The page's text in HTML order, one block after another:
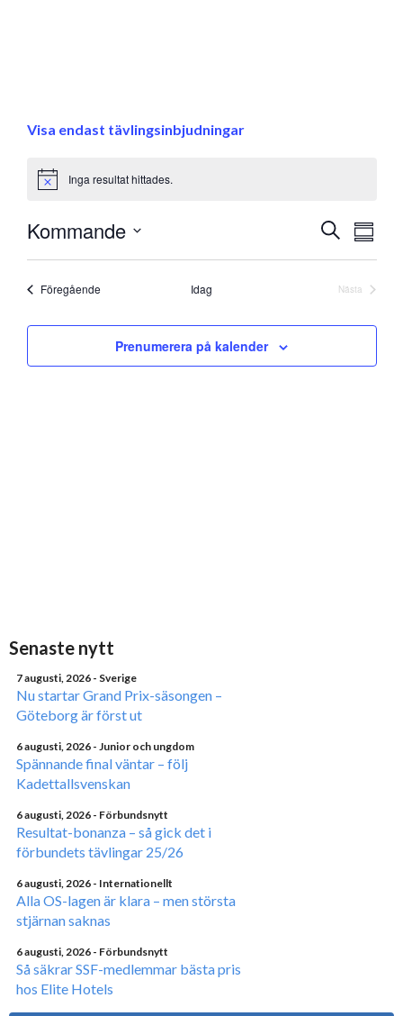
Visa endast tävlingsinbjudningar
Notice Inga resultat hittades.
Search
and
Views
Sök
Kommande
FöregåendeEvenemang Idag
Nästa
Prenumerera på kalender
Senaste nytt
7 augusti, 2026 - Sverige
Nu startar Grand Prix-säsongen –
Göteborg är först ut
6 augusti, 2026 - Junior och ungdom
Spännande final väntar – följ
Kadettallsvenskan
6 augusti, 2026 - Förbundsnytt
Resultat-bonanza – så gick det i
förbundets tävlingar 25/26
6 augusti, 2026 - Internationellt
Alla OS-lagen är klara – men största
stjärnan saknas
6 augusti, 2026 - Förbundsnytt
Så säkrar SSF-medlemmar bästa pris
hos Elite Hotels